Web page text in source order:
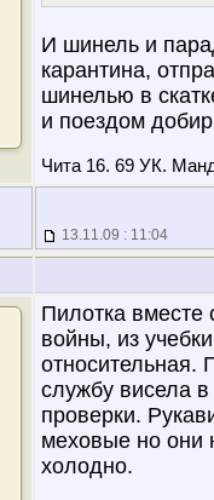
И шинель и
карантина,
шинелью в
и поездом
Чита 16. 69 УК.
13.11.09 : 11:04
Пилотка вместе
войны, из
относительная.
службу висела
проверки.
меховые но они
холодно.